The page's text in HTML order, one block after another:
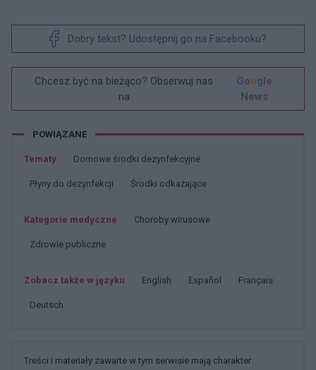
Dobry tekst? Udostępnij go na Facebooku?
Chcesz być na bieżąco? Obserwuj nas
na
Google
News
POWIĄZANE
Tematy Domowe środki dezynfekcyjne
Płyny do dezynfekcji środki odkażające
Kategorie medyczne Choroby wirusowe
Zdrowie publiczne
Zobacz także w języku english español français
deutsch
Treści i materiały zawarte w tym serwisie mają charakter